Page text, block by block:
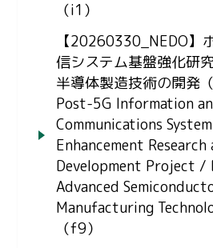
（i1）
【20260330_NEDO】
信システム基盤強化研
半導体製造技術の開発
Post-5G Information
Communications
Enhancement Research
Development Project /
Advanced
Manufacturing
（f9）